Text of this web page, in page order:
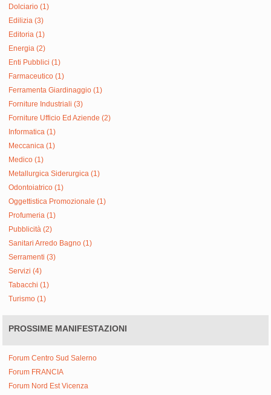
Dolciario (1)
Edilizia (3)
Editoria (1)
Energia (2)
Enti Pubblici (1)
Farmaceutico (1)
Ferramenta Giardinaggio (1)
Forniture Industriali (3)
Forniture Ufficio Ed Aziende (2)
Informatica (1)
Meccanica (1)
Medico (1)
Metallurgica Siderurgica (1)
Odontoiatrico (1)
Oggettistica Promozionale (1)
Profumeria (1)
Pubblicità (2)
Sanitari Arredo Bagno (1)
Serramenti (3)
Servizi (4)
Tabacchi (1)
Turismo (1)
PROSSIME MANIFESTAZIONI
Forum Centro Sud Salerno
Forum FRANCIA
Forum Nord Est Vicenza